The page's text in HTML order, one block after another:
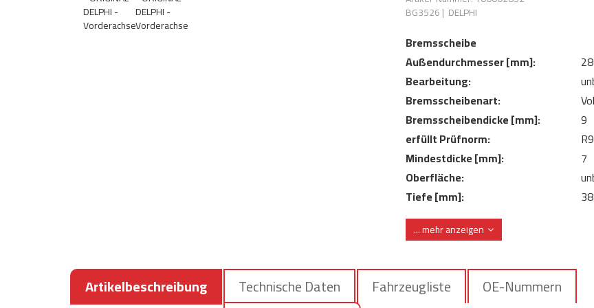
BG3526| DELPHI
Bremsscheibe
Außendurchmesser [mm]:
Bearbeitung:
Bremsscheibenart:
Bremsscheibendicke [mm]:
9
erfüllt Prüfnorm:
Mindestdicke [mm]:
7
Oberfläche:
Tiefe [mm]:
38
Zentrierungsdurchmesser [mm]:
... mehr anzeigen
Artikelbeschreibung Technische Daten Fahrzeugliste
OE-Nummern